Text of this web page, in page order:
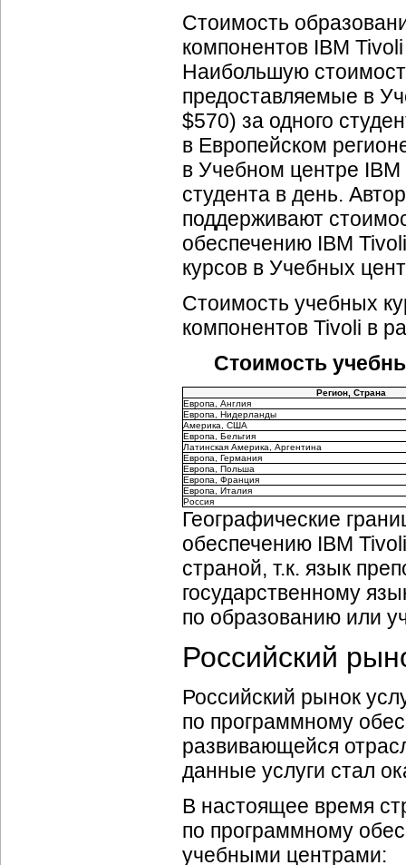
Стоимость
компонентов IBM
Наибольшую
предоставляемые в
$570) за одного
в Европейском
в Учебном центре
студента в день.
поддерживают
обеспечению IBM
курсов в Учебных
Стоимость учебных
компонентов Tivoli в
Стоимость
Регион, Страна
Европа, Англия
Европа, Нидерланды
Америка, США
Европа, Бельгия
Латинская Америка, Аргентина
Европа, Германия
Европа, Польша
Европа, Франция
Европа, Италия
Россия
Географические
обеспечению IBM
страной, т.к. язык
государственному
по образованию или
Российский
Российский рынок
по программному
развивающейся
данные услуги стал
В настоящее время
по программному
учебными центрами: